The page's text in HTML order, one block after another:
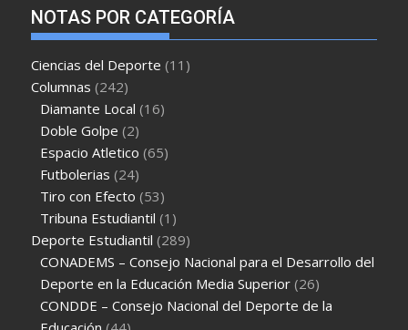
NOTAS POR CATEGORÍA
Ciencias del Deporte (11)
Columnas (242)
Diamante Local (16)
Doble Golpe (2)
Espacio Atletico (65)
Futbolerias (24)
Tiro con Efecto (53)
Tribuna Estudiantil (1)
Deporte Estudiantil (289)
CONADEMS – Consejo Nacional para el Desarrollo del
Deporte en la Educación Media Superior (26)
CONDDE – Consejo Nacional del Deporte de la